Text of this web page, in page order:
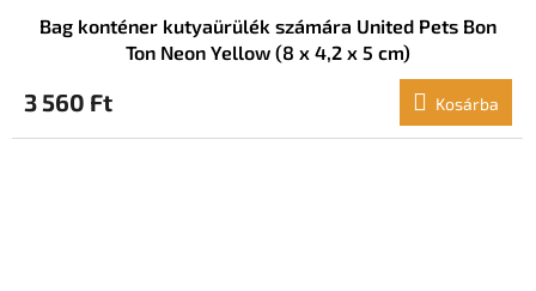
Bag konténer kutyaürülék számára United Pets Bon
Ton Neon Yellow (8 x 4,2 x 5 cm)
3 560 Ft Kosárba